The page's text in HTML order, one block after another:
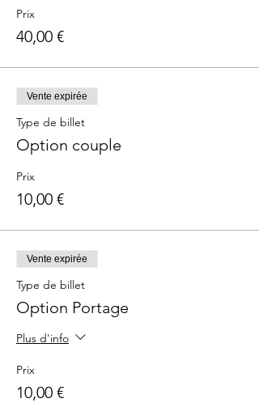
Prix
40,00 €
Vente expirée
Type de billet
Option couple
Prix
10,00 €
Vente expirée
Type de billet
Option Portage
Plus d'info
Prix
10,00 €